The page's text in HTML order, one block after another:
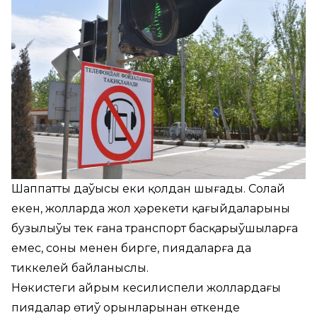
Шаппаттың даўысы еки қолдан шығады. Солай
екен, жолларда жол ҳәрекети қағыйдаларының
бузылыўы тек ғана транспорт басқарыўшыларға
емес, соның менен бирге, пиядаларға да
тиккелей байланыслы.
Нөкистеги айрым кесилиспели жоллардағы
пиядалар өтиў орынларынан өткенде